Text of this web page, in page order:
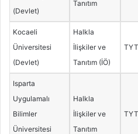
(Devlet)
Tanıtım
Kocaeli
Üniversitesi
(Devlet)
Halkla
İlişkiler ve
Tanıtım (İÖ)
TYT
Isparta
Uygulamalı
Bilimler
Üniversitesi
Halkla
İlişkiler ve
Tanıtım
TYT